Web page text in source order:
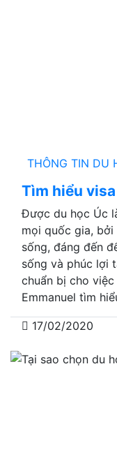
THÔNG TIN DU
Tìm hiểu
Được du học Úc
mọi quốc gia,
sống, đáng đến
sống và phúc lợi
chuẩn bị cho
Emmanuel tìm
17/02/2020